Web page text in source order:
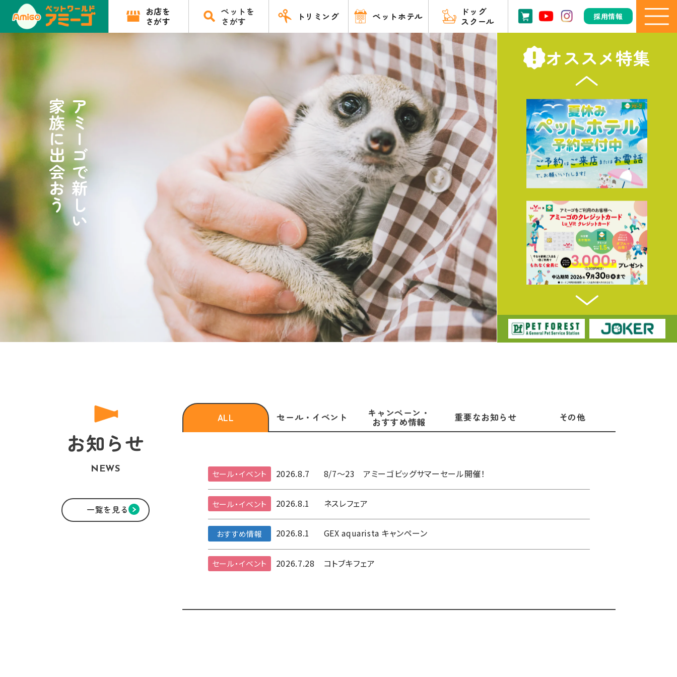
お店を
さがす
ペットを
さがす
トリミング ペットホテル
ドッグ
スクール
採用情報
アミーゴで新しい
家族に出会おう
オススメ特集
お知らせ
NEWS
一覧を見る
ALL セール・ イベント キャンペーン・
おすすめ情報 重要なお知らせ その他
セール・イベント 2026.8.7 8/7～23 アミーゴビッグサマーセール開催！
セール・イベント 2026.8.1 ネスレフェア
おすすめ情報 2026.8.1 GEX aquarista キャンペーン
セール・イベント 2026.7.28 コトブキフェア